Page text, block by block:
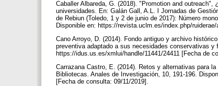
Caballer Albareda, G. (2018). "Promotion and
universidades. En: Galán Gall, A.L. I Jornadas de
de Rebiun (Toledo, 1 y 2 de junio de 2017): Número
Disponible en: https://revista.uclm.es/index.php/
Cano Arroyo, D. (2014). Fondo antiguo y archivo
preventiva adaptado a sus necesidades conservativas
https://idus.us.es/xmlui/handle/11441/24411 [Fecha de
Carrazana Castro, E. (2014). Retos y alternativas para
Bibliotecas. Anales de Investigación, 10, 191-196.
[Fecha de consulta: 09/11/2019].